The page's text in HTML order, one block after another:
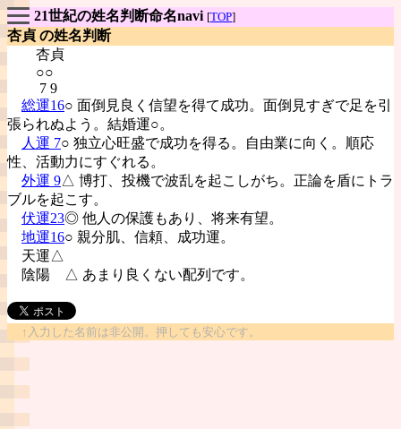
21世紀の姓名判断命名navi [TOP]
杏貞 の姓名判断
杏貞
○○
7 9
総運16○ 面倒見良く信望を得て成功。面倒見すぎで足を引
張られぬよう。結婚運○。
人運 7○ 独立心旺盛で成功を得る。自由業に向く。順応
性、活動力にすぐれる。
外運 9△ 博打、投機で波乱を起こしがち。正論を盾にトラ
ブルを起こす。
伏運23◎ 他人の保護もあり、将来有望。
地運16○ 親分肌、信頼、成功運。
天運△
陰陽
△ あまり良くない配列です。
↑入力した名前は非公開。押しても安心です。